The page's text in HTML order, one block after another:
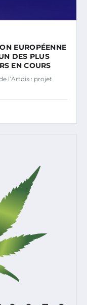
EUROPÉENNE
DES PLUS
EN COURS
l’Artois : projet